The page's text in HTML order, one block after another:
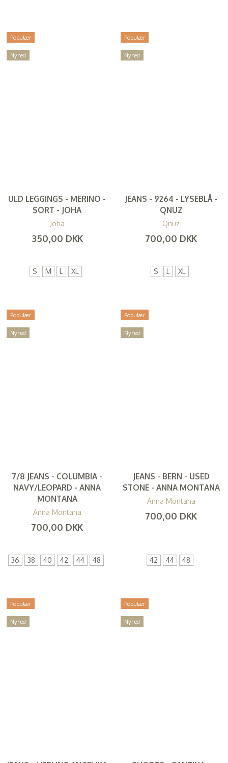
Populær
Nyhed
ULD LEGGINGS - MERINO -
SORT - JOHA
Joha
350,00 DKK
S M L XL
Populær
Nyhed
JEANS - 9264 - LYSEBLÅ -
QNUZ
Qnuz
700,00 DKK
S L XL
Populær
Nyhed
7/8 JEANS - COLUMBIA -
NAVY/LEOPARD - ANNA
MONTANA
Anna Montana
700,00 DKK
36 38 40 42 44 48
Populær
Nyhed
JEANS - BERN - USED
STONE - ANNA MONTANA
Anna Montana
700,00 DKK
42 44 48
Populær
Nyhed
Populær
Nyhed